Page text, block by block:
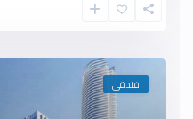
فندقى